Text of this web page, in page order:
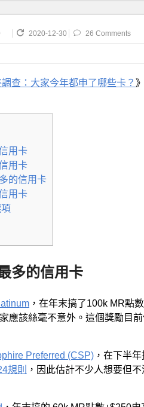
2020-12-30 26 Comments
查：大家今年都申了哪些卡？
用卡
用卡
的信用卡
用卡
多的信用卡
，在年末搞了100k MR點
應該絲毫不意外。這個獎勵目
Preferred (CSP) ，在下半
規則
，因此估計不少人想要但